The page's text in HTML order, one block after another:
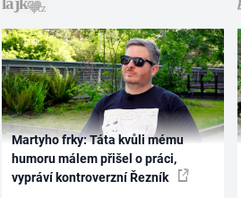
Martyho frky: Táta kvůli mému
humoru málem přišel o práci,
vypráví kontroverzní Řezník